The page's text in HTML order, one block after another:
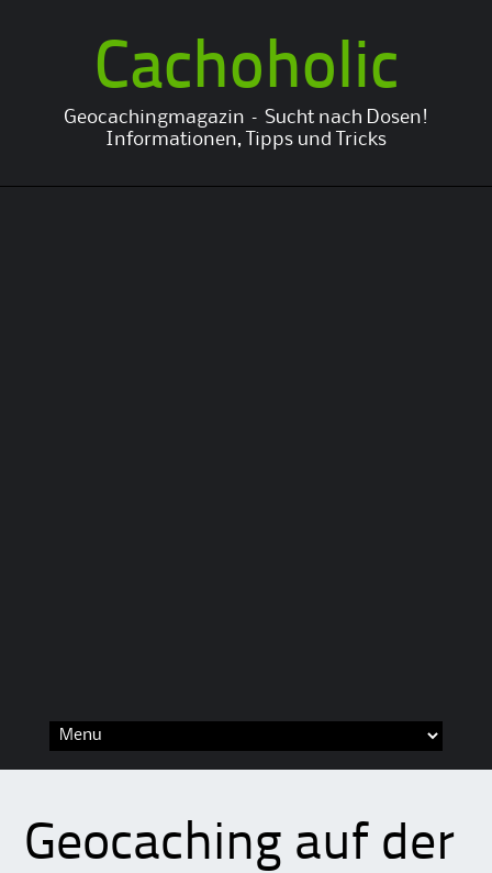
Cachoholic
Geocachingmagazin – Sucht nach Dosen!
Informationen, Tipps und Tricks
Geocaching auf der